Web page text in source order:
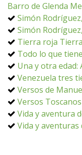
Barro de Glenda
Simón
Simón
Tierra roja
Todo lo que
Una y otra edad:
Venezuela tres
Versos de
Versos Toscanos
Vida y aventura
Vida y aventuras